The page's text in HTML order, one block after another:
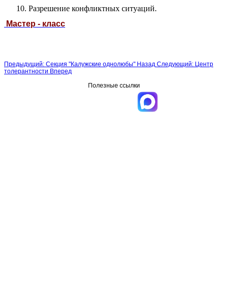
10. Разрешение конфликтных ситуаций.
Мастер - класс
Предыдущий: Секция "Калужские однолюбы" Назад Следующий: Центр
толерантности Вперед
Полезные ссылки